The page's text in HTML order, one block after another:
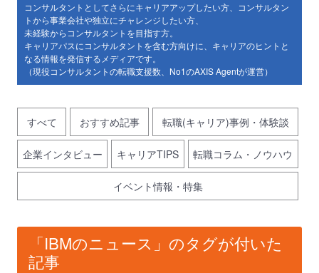
コンサルタントとしてさらにキャリアアップしたい方、コンサルタン
トから事業会社や独立にチャレンジしたい方、
未経験からコンサルタントを目指す方。
キャリアパスにコンサルタントを含む方向けに、キャリアのヒントと
なる情報を発信するメディアです。
（現役コンサルタントの転職支援数、No1のAXIS Agentが運営）
すべて おすすめ記事 転職(キャリア)事例・体験談
企業インタビュー キャリアTIPS 転職コラム・ノウハウ
イベント情報・特集
「IBMのニュース」のタグが付いた
記事